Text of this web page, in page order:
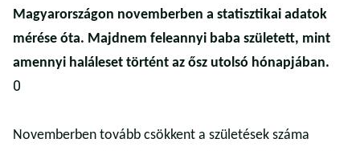
Magyarországon novemberben a statisztikai adatok
mérése óta. Majdnem feleannyi baba született, mint
amennyi haláleset történt az ősz utolsó hónapjában.
0
Novemberben tovább csökkent a születések száma